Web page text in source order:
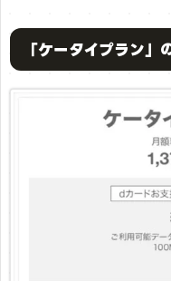
「ケータイプラン」